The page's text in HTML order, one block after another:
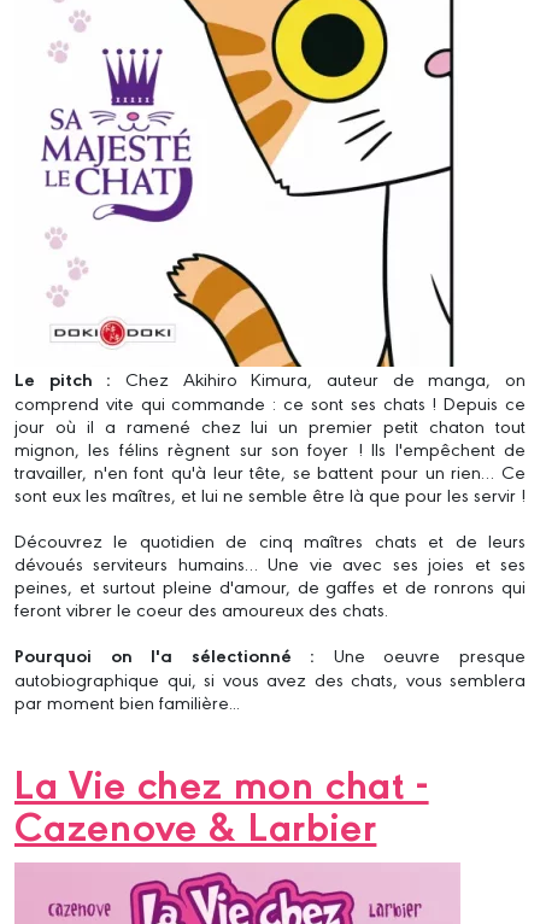
Le pitch : Chez Akihiro Kimura, auteur de manga, on
comprend vite qui commande : ce sont ses chats ! Depuis ce
jour où il a ramené chez lui un premier petit chaton tout
mignon, les félins règnent sur son foyer ! Ils l'empêchent de
travailler, n'en font qu'à leur tête, se battent pour un rien… Ce
sont eux les maîtres, et lui ne semble être là que pour les servir !
Découvrez le quotidien de cinq maîtres chats et de leurs
dévoués serviteurs humains… Une vie avec ses joies et ses
peines, et surtout pleine d'amour, de gaffes et de ronrons qui
feront vibrer le coeur des amoureux des chats.
Pourquoi on l'a sélectionné : Une oeuvre presque
autobiographique qui, si vous avez des chats, vous semblera
par moment bien familière...
La Vie chez mon chat -
Cazenove & Larbier